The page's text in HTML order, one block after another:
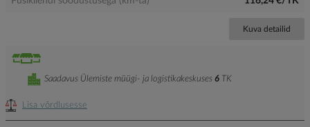
Kuva detailid
Lisa võrdlusesse
Saadavus Ülemiste müügi- ja logistikakeskuses 6 TK